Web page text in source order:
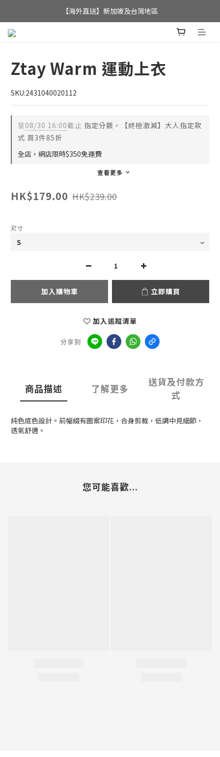
全店滿$350，即可享港澳地區免運費;
【海外直送】新加坡及台灣地區
Ztay Warm 運動上衣
SKU:2431040020112
至08/30 16:00截止 指定分類，【終極激減】大人指定款
式 買3件85折
全店，網店限時$350免運費
查看更多
HK$179.00 HK$239.00
尺寸
加入購物車 立即購買
加入追蹤清單
分享到
商品描述 了解更多
送貨及付款方
式
純色底色設計。前幅綴有圖案印花，合身剪裁，低調中見細節，
透氣舒適。
您可能喜歡...